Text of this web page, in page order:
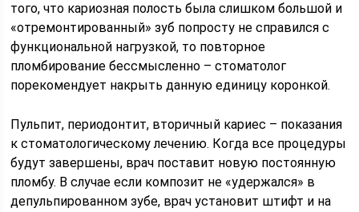
того, что кариозная полость была слишком большой и
«отремонтированный» зуб попросту не справился с
функциональной нагрузкой, то повторное
пломбирование бессмысленно – стоматолог
порекомендует накрыть данную единицу коронкой.
Пульпит, периодонтит, вторичный кариес – показания
к стоматологическому лечению. Когда все процедуры
будут завершены, врач поставит новую постоянную
пломбу. В случае если композит не «удержался» в
депульпированном зубе, врач установит штифт и на